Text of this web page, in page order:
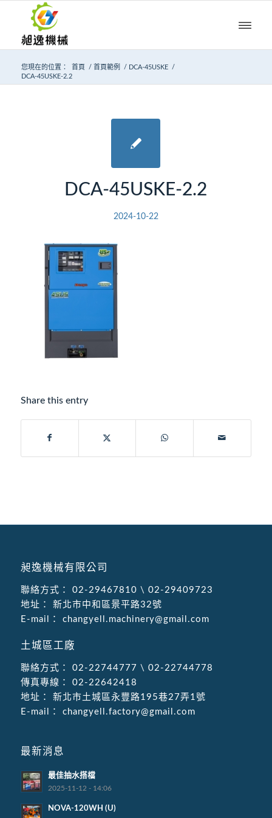
您現在的位置： 首頁 / 首頁範例 / DCA-45USKE
/
DCA-45USKE-2.2
DCA-45USKE-2.2
2024-10-22
Share this entry
昶逸機械有限公司
聯絡方式： 02-29467810 \ 02-29409723
地址：
新北市中和區景平路32號
E-mail：
changyell.machinery@gmail.com
土城區工廠
聯絡方式： 02-22744777 \ 02-22744778
傳真專線：
02-22642418
地址：
新北市土城區永豐路195巷27弄1號
E-mail：
changyell.factory@gmail.com
最新消息
最佳抽水搭檔
2025-11-12 - 14:06
NOVA-120WH (U)